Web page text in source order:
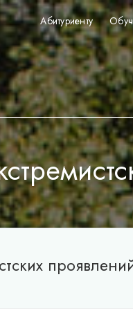
Абитуриенту